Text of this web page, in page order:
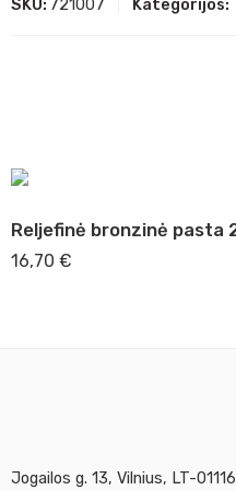
SKU: 721007 Kategorijos:
16,70 €
Jogailos g. 13, Vilnius, LT-01116